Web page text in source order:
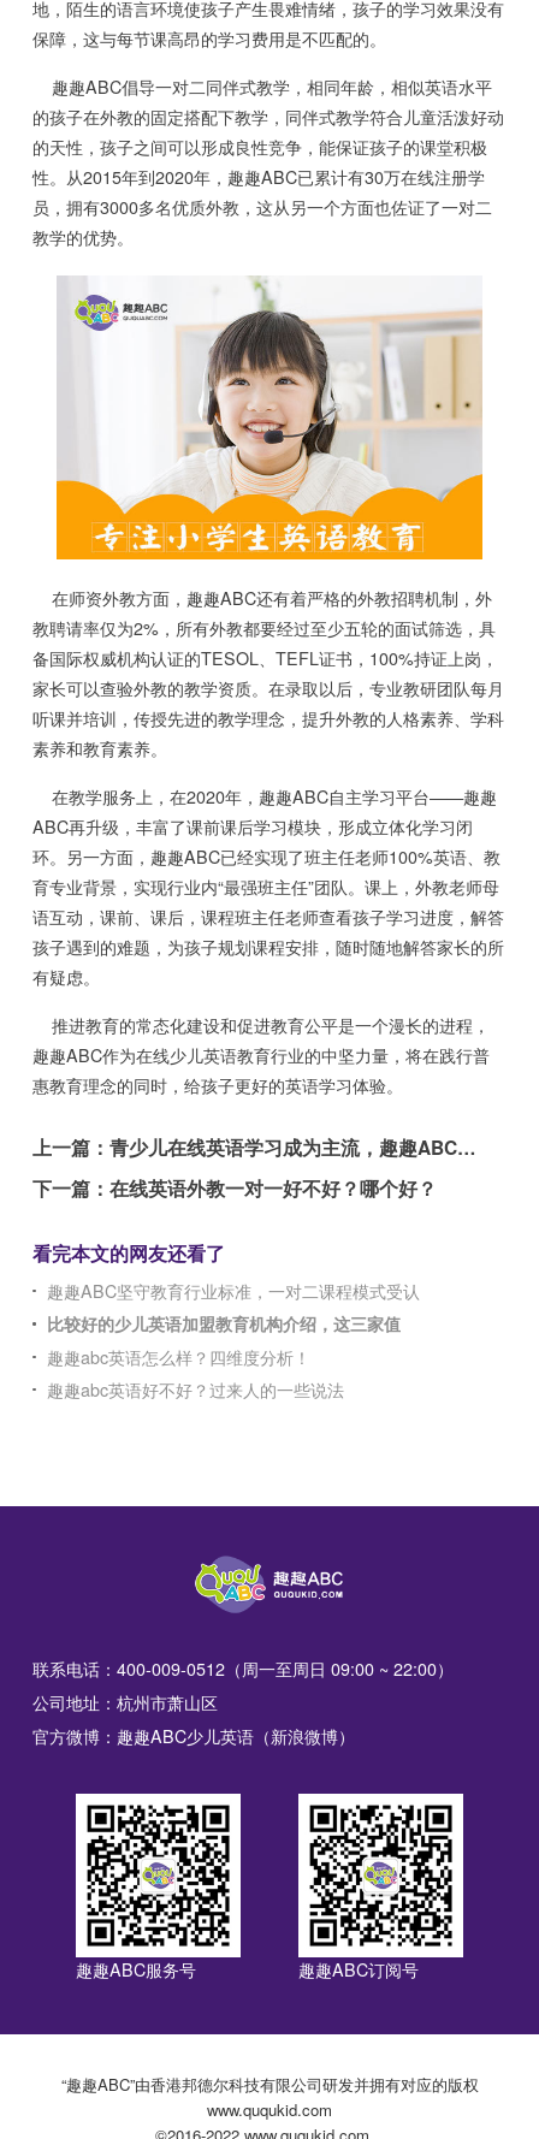
地，陌生的语言环境使孩子产生畏难情绪，孩子的学习效果没有
保障，这与每节课高昂的学习费用是不匹配的。
趣趣ABC倡导一对二同伴式教学，相同年龄，相似英语水平
的孩子在外教的固定搭配下教学，同伴式教学符合儿童活泼好动
的天性，孩子之间可以形成良性竞争，能保证孩子的课堂积极
性。从2015年到2020年，趣趣ABC已累计有30万在线注册学
员，拥有3000多名优质外教，这从另一个方面也佐证了一对二
教学的优势。
在师资外教方面，趣趣ABC还有着严格的外教招聘机制，外
教聘请率仅为2%，所有外教都要经过至少五轮的面试筛选，具
备国际权威机构认证的TESOL、TEFL证书，100%持证上岗，
家长可以查验外教的教学资质。在录取以后，专业教研团队每月
听课并培训，传授先进的教学理念，提升外教的人格素养、学科
素养和教育素养。
在教学服务上，在2020年，趣趣ABC自主学习平台——趣趣
ABC再升级，丰富了课前课后学习模块，形成立体化学习闭
环。另一方面，趣趣ABC已经实现了班主任老师100%英语、教
育专业背景，实现行业内“最强班主任”团队。课上，外教老师母
语互动，课前、课后，课程班主任老师查看孩子学习进度，解答
孩子遇到的难题，为孩子规划课程安排，随时随地解答家长的所
有疑虑。
推进教育的常态化建设和促进教育公平是一个漫长的进程，
趣趣ABC作为在线少儿英语教育行业的中坚力量，将在践行普
惠教育理念的同时，给孩子更好的英语学习体验。
上一篇：
青少儿在线英语学习成为主流，趣趣ABC英语母语
下一篇：在线英语外教一对一好不好？哪个好？
看完本文的网友还看了
趣趣ABC坚守教育行业标准，一对二课程模式受认
比较好的少儿英语加盟教育机构介绍，这三家值
趣趣abc英语怎么样？四维度分析！
趣趣abc英语好不好？过来人的一些说法
联系电话：400-009-0512（周一至周日 09:00 ~ 22:00）
公司地址：杭州市萧山区
官方微博：趣趣ABC少儿英语（新浪微博）
趣趣ABC服务号 趣趣ABC订阅号
“趣趣ABC”由香港邦德尔科技有限公司研发并拥有对应的版权
www.ququkid.com